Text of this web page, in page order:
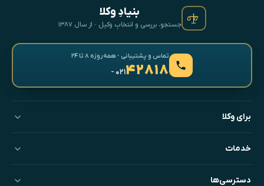
بنیادِ وکلا
جستجو، بررسی و انتخابِ وکیل · از سال ۱۳۸۷
تماس و پشتیبانی · همه‌روزه ۸ تا ۲۴
۴۲۸۱۸- ۰۲۱
برای وکلا
خدمات
دسترسی‌ها